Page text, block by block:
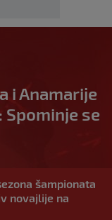
i Anamarije
Spominje se
šampionata
novajlije na